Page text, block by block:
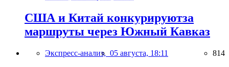
США и Китай конкурируютза
маршруты через Южный Кавказ
Экспресс-анализ, 05 августа, 18:11 814